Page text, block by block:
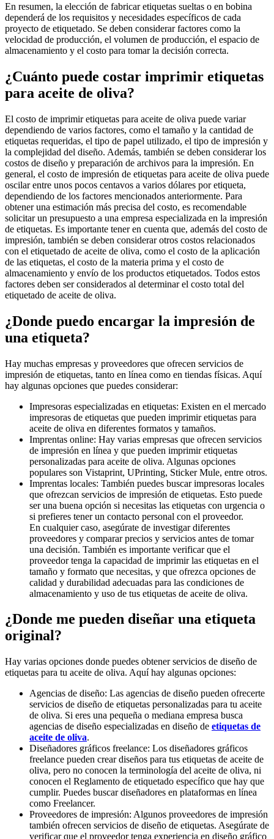
En resumen, la elección de fabricar etiquetas sueltas o en bobina
dependerá de los requisitos y necesidades específicos de cada
proyecto de etiquetado. Se deben considerar factores como la
velocidad de producción, el volumen de producción, el espacio de
almacenamiento y el costo para tomar la decisión correcta.
¿Cuánto puede costar imprimir etiquetas
para aceite de oliva?
El costo de imprimir etiquetas para aceite de oliva puede variar
dependiendo de varios factores, como el tamaño y la cantidad de
etiquetas requeridas, el tipo de papel utilizado, el tipo de impresión y
la complejidad del diseño. Además, también se deben considerar los
costos de diseño y preparación de archivos para la impresión. En
general, el costo de impresión de etiquetas para aceite de oliva puede
oscilar entre unos pocos centavos a varios dólares por etiqueta,
dependiendo de los factores mencionados anteriormente. Para
obtener una estimación más precisa del costo, es recomendable
solicitar un presupuesto a una empresa especializada en la impresión
de etiquetas. Es importante tener en cuenta que, además del costo de
impresión, también se deben considerar otros costos relacionados
con el etiquetado de aceite de oliva, como el costo de la aplicación
de las etiquetas, el costo de la materia prima y el costo de
almacenamiento y envío de los productos etiquetados. Todos estos
factores deben ser considerados al determinar el costo total del
etiquetado de aceite de oliva.
¿Donde puedo encargar la impresión de
una etiqueta?
Hay muchas empresas y proveedores que ofrecen servicios de
impresión de etiquetas, tanto en línea como en tiendas físicas. Aquí
hay algunas opciones que puedes considerar:
Impresoras especializadas en etiquetas: Existen en el mercado
impresoras de etiquetas que pueden imprimir etiquetas para
aceite de oliva en diferentes formatos y tamaños.
Imprentas online: Hay varias empresas que ofrecen servicios
de impresión en línea y que pueden imprimir etiquetas
personalizadas para aceite de oliva. Algunas opciones
populares son Vistaprint, UPrinting, Sticker Mule, entre otros.
Imprentas locales: También puedes buscar impresoras locales
que ofrezcan servicios de impresión de etiquetas. Esto puede
ser una buena opción si necesitas las etiquetas con urgencia o
si prefieres tener un contacto personal con el proveedor.
En cualquier caso, asegúrate de investigar diferentes
proveedores y comparar precios y servicios antes de tomar
una decisión. También es importante verificar que el
proveedor tenga la capacidad de imprimir las etiquetas en el
tamaño y formato que necesitas, y que ofrezca opciones de
calidad y durabilidad adecuadas para las condiciones de
almacenamiento y uso de tus etiquetas de aceite de oliva.
¿Donde me pueden diseñar una etiqueta
original?
Hay varias opciones donde puedes obtener servicios de diseño de
etiquetas para tu aceite de oliva. Aquí hay algunas opciones:
Agencias de diseño: Las agencias de diseño pueden ofrecerte
servicios de diseño de etiquetas personalizadas para tu aceite
de oliva. Si eres una pequeña o mediana empresa busca
agencias de diseño especializadas en diseño de etiquetas de
aceite de oliva.
Diseñadores gráficos freelance: Los diseñadores gráficos
freelance pueden crear diseños para tus etiquetas de aceite de
oliva, pero no conocen la terminología del aceite de oliva, ni
conocen el Reglamento de etiquetado específico que hay que
cumplir. Puedes buscar diseñadores en plataformas en línea
como Freelancer.
Proveedores de impresión: Algunos proveedores de impresión
también ofrecen servicios de diseño de etiquetas. Asegúrate de
verificar que el proveedor tenga experiencia en diseño gráfico